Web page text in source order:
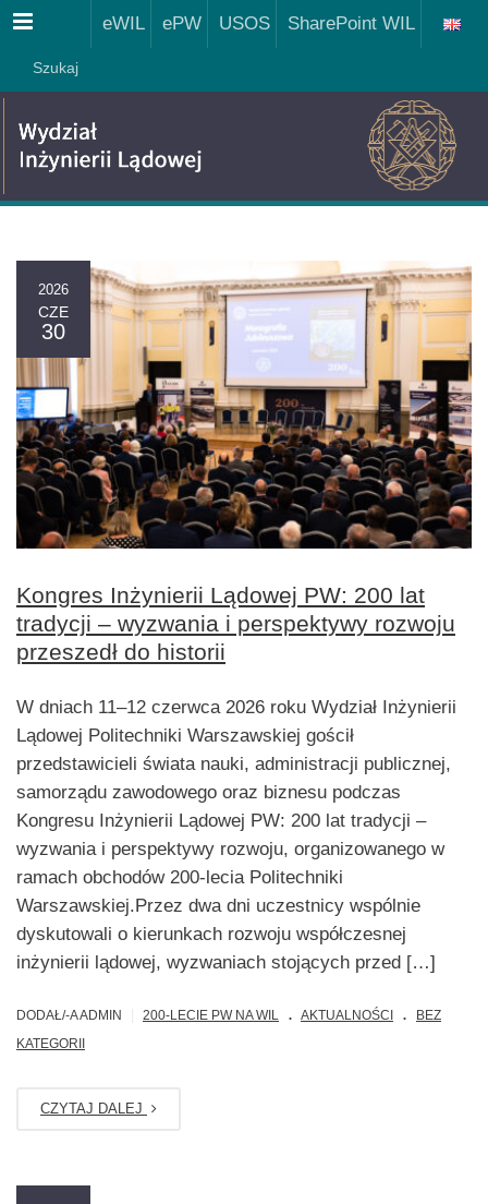
eWIL ePW USOS SharePoint WIL
Menu
Szukaj
2026
CZE
30
Kongres Inżynierii Lądowej PW: 200 lat
tradycji – wyzwania i perspektywy rozwoju
przeszedł do historii
W dniach 11–12 czerwca 2026 roku Wydział Inżynierii
Lądowej Politechniki Warszawskiej gościł
przedstawicieli świata nauki, administracji publicznej,
samorządu zawodowego oraz biznesu podczas
Kongresu Inżynierii Lądowej PW: 200 lat tradycji –
wyzwania i perspektywy rozwoju, organizowanego w
ramach obchodów 200-lecia Politechniki
Warszawskiej.Przez dwa dni uczestnicy wspólnie
dyskutowali o kierunkach rozwoju współczesnej
inżynierii lądowej, wyzwaniach stojących przed […]
DODAŁ/-A ADMIN 200-LECIE PW NA WIL . AKTUALNOŚCI .
BEZ
KATEGORII
CZYTAJ DALEJ